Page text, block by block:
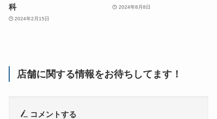
科
2024年2月15日
2024年8月8日
店舗に関する情報をお待ちしてます！
コメントする